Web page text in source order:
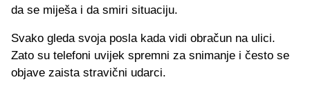
da se miješa i da smiri situaciju.
Svako gleda svoja posla kada vidi obračun na ulici.
Zato su telefoni uvijek spremni za snimanje i često se
objave zaista stravični udarci.